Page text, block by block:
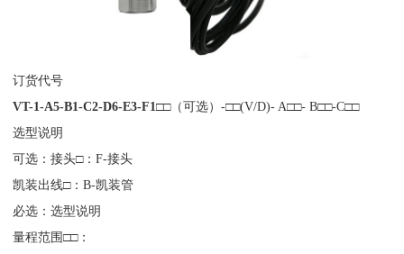
订货代号
VT-1-A5-B1-C2-D6-E3-F1□□（可选）-□□(V/D)- A□□- B□□-C□□
选型说明
可选：接头□：F-接头
凯装出线□：B-凯装管
必选：选型说明
量程范围□□：